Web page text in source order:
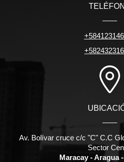
Av. Bolívar cruce c/c "C" C.C
Sector
Maracay - Aragua